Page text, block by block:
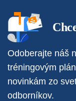
Odoberajte náš
tréningovým
novinkám zo
odborníkov.